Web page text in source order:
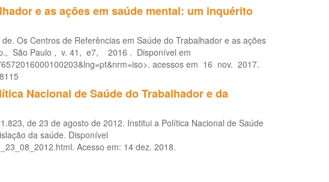
e as ações em saúde mental: um inquérito
Os Centros de Referências em Saúde do Trabalhador e as ações
São Paulo , v. 41, e7, 2016 . Disponível em
acessos em 16 nov. 2017.
Nacional de Saúde do Trabalhador e da
de 23 de agosto de 2012. Institui a Política Nacional de Saúde
da saúde. Disponível
Acesso em: 14 dez. 2018.